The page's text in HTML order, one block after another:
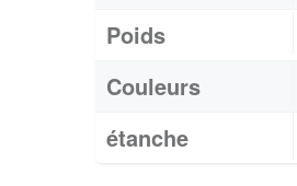
Poids
Couleurs
étanche